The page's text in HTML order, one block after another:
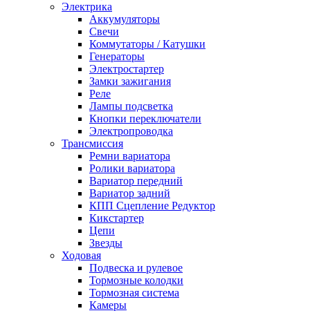
Электрика
Аккумуляторы
Свечи
Коммутаторы / Катушки
Генераторы
Электростартер
Замки зажигания
Реле
Лампы подсветка
Кнопки переключатели
Электропроводка
Трансмиссия
Ремни вариатора
Ролики вариатора
Вариатор передний
Вариатор задний
КПП Сцепление Редуктор
Кикстартер
Цепи
Звезды
Ходовая
Подвеска и рулевое
Тормозные колодки
Тормозная система
Камеры